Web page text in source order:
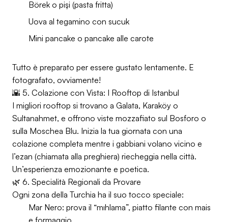
Börek o pişi (pasta fritta)
Uova al tegamino con sucuk
Mini pancake o pancake alle carote
Tutto è preparato per essere gustato lentamente. E
fotografato, ovviamente!
🌇 5. Colazione con Vista: I Rooftop di Istanbul
I migliori rooftop si trovano a Galata, Karaköy o
Sultanahmet, e offrono viste mozzafiato sul Bosforo o
sulla Moschea Blu. Inizia la tua giornata con una
colazione completa mentre i gabbiani volano vicino e
l’ezan (chiamata alla preghiera) riecheggia nella città.
Un’esperienza emozionante e poetica.
🌿 6. Specialità Regionali da Provare
Ogni zona della Turchia ha il suo tocco speciale:
Mar Nero: prova il “mıhlama”, piatto filante con mais